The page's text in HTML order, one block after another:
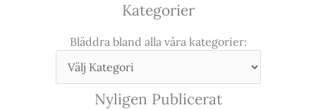
Kategorier
Bläddra bland alla våra kategorier:
Nyligen Publicerat